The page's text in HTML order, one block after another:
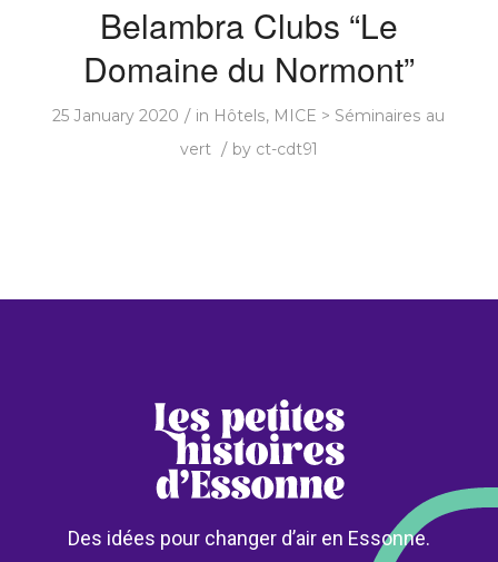
Belambra Clubs “Le
Domaine du Normont”
25 January 2020 / in Hôtels, MICE > Séminaires au
vert / by ct-cdt91
Des idées pour changer d’air en Essonne.